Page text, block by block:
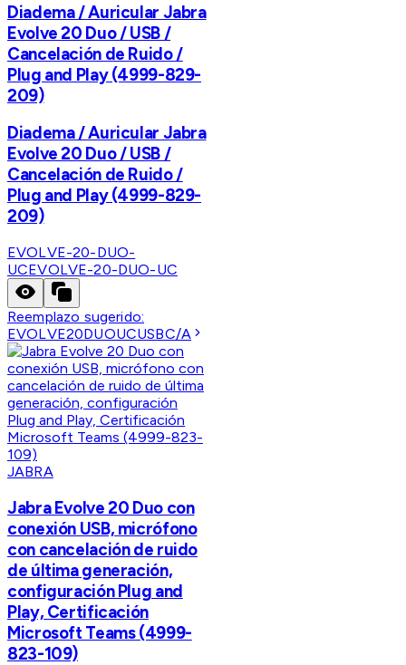
Diadema / Auricular Jabra
Evolve 20 Duo / USB /
Cancelación de Ruido /
Plug and Play (4999-829-
209)
Diadema / Auricular Jabra
Evolve 20 Duo / USB /
Cancelación de Ruido /
Plug and Play (4999-829-
209)
EVOLVE-20-DUO-
UCEVOLVE-20-DUO-UC
Reemplazo sugerido:
EVOLVE20DUOUCUSBC/A
JABRA
Jabra Evolve 20 Duo con
conexión USB, micrófono
con cancelación de ruido
de última generación,
configuración Plug and
Play, Certificación
Microsoft Teams (4999-
823-109)